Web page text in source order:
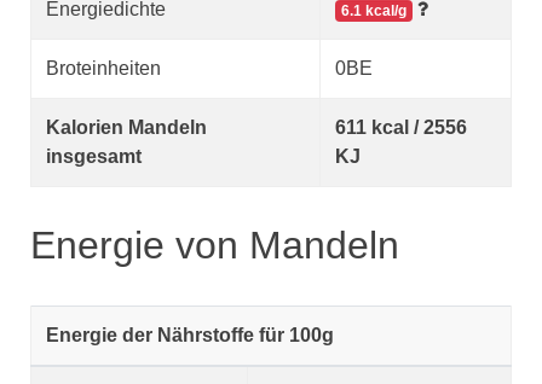
Energiedichte 6.1 kcal/g
Broteinheiten 0BE
Kalorien Mandeln
insgesamt
611 kcal / 2556
KJ
Energie von Mandeln
Energie der Nährstoffe für 100g